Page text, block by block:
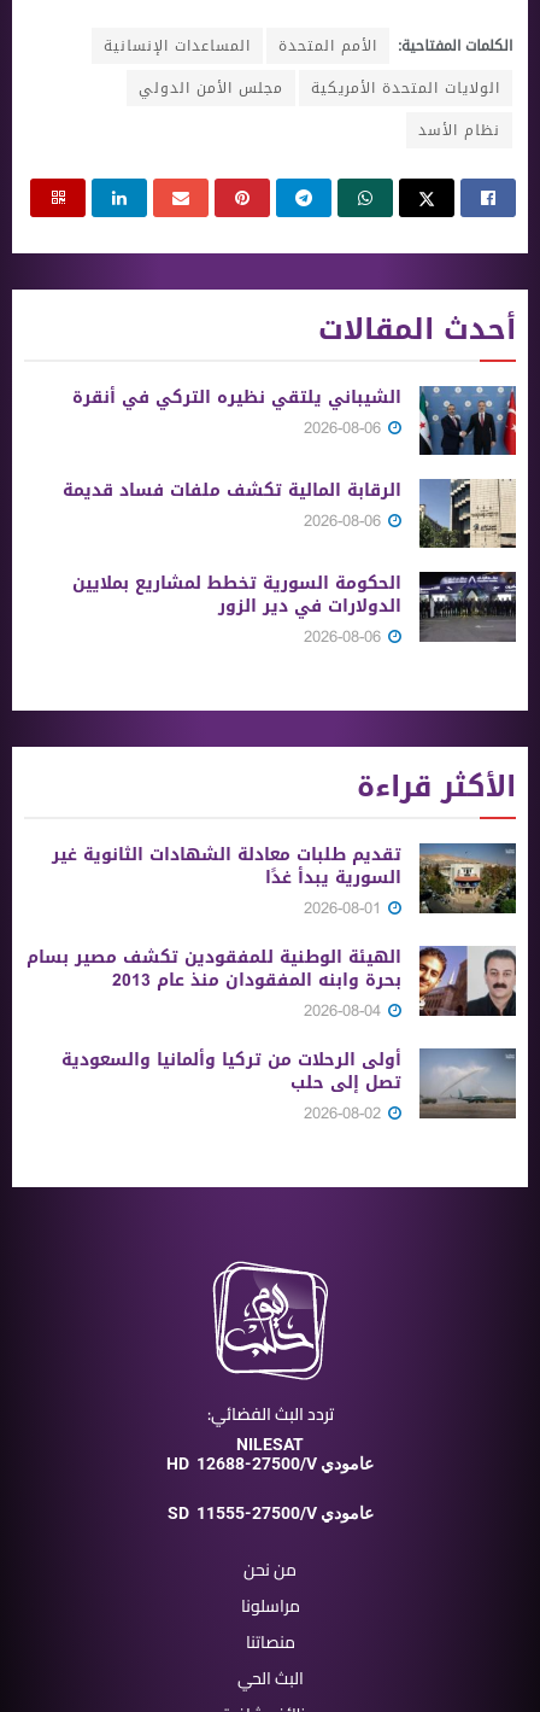
الكلمات المفتاحية: الأمم المتحدة
المساعدات الإنسانية
الولايات المتحدة الأمريكية
مجلس الأمن الدولي
نظام الأسد
أحدث المقالات
الشيباني يلتقي نظيره التركي في أنقرة
الرقابة المالية تكشف ملفات فساد قديمة
الحكومة السورية تخطط لمشاريع بملايين
الدولارات في دير الزور
الأكثر قراءة
تقديم طلبات معادلة الشهادات الثانوية ‏غير
السورية يبدأ غدًا
الهيئة الوطنية للمفقودين تكشف مصير بسام
بحرة وابنه المفقودان منذ عام 2013
أولى الرحلات من ‏تركيا وألمانيا والسعودية
تصل إلى حلب
تردد البث الفضائي:
NILESAT
HD
12688-27500/V عامودي
SD 11555-27500/V عامودي
من نحن
مراسلونا
منصاتنا
البث الحي